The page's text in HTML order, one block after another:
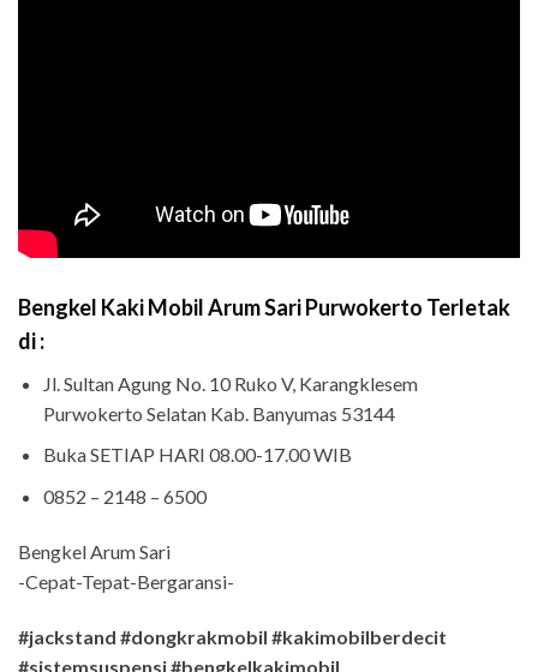
Bengkel Kaki Mobil Arum Sari Purwokerto Terletak
di :
Jl. Sultan Agung No. 10 Ruko V, Karangklesem
Purwokerto Selatan Kab. Banyumas 53144
Buka SETIAP HARI 08.00-17.00 WIB
0852 – 2148 – 6500
Bengkel Arum Sari
-Cepat-Tepat-Bergaransi-
#jackstand #dongkrakmobil #kakimobilberdecit
#sistemsuspensi #bengkelkakimobil